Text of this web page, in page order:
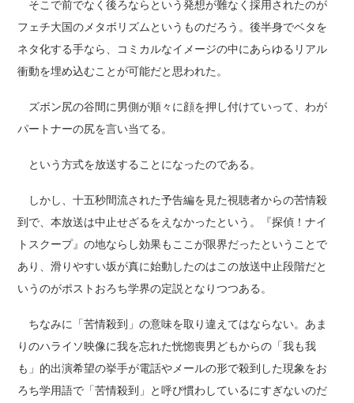
そこで前でなく後ろならという発想が難なく採用されたのが
フェチ大国のメタボリズムというものだろう。後半身でベタを
ネタ化する手なら、コミカルなイメージの中にあらゆるリアル
衝動を埋め込むことが可能だと思われた。
ズボン尻の谷間に男側が順々に顔を押し付けていって、わが
パートナーの尻を言い当てる。
という方式を放送することになったのである。
しかし、十五秒間流された予告編を見た視聴者からの苦情殺
到で、本放送は中止せざるをえなかったという。『探偵！ナイ
トスクープ』の地ならし効果もここが限界だったということで
あり、滑りやすい坂が真に始動したのはこの放送中止段階だと
いうのがポストおろち学界の定説となりつつある。
ちなみに「苦情殺到」の意味を取り違えてはならない。あま
りのハライソ映像に我を忘れた恍惚喪男どもからの「我も我
も」的出演希望の挙手が電話やメールの形で殺到した現象をお
ろち学用語で「苦情殺到」と呼び慣わしているにすぎないのだ